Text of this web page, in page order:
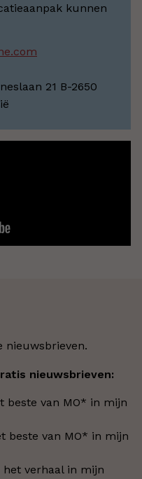
kunnen
21 B-2650
nieuwsbrieven.
nieuwsbrieven:
beste van MO* in mijn
beste van MO* in mijn
verhaal in mijn